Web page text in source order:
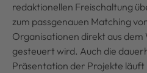
redaktionellen Freischaltung
zum passgenauen Matching
Organisationen direkt aus
gesteuert wird. Auch die
Präsentation der Projekte